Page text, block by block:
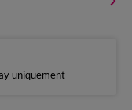
uniquement